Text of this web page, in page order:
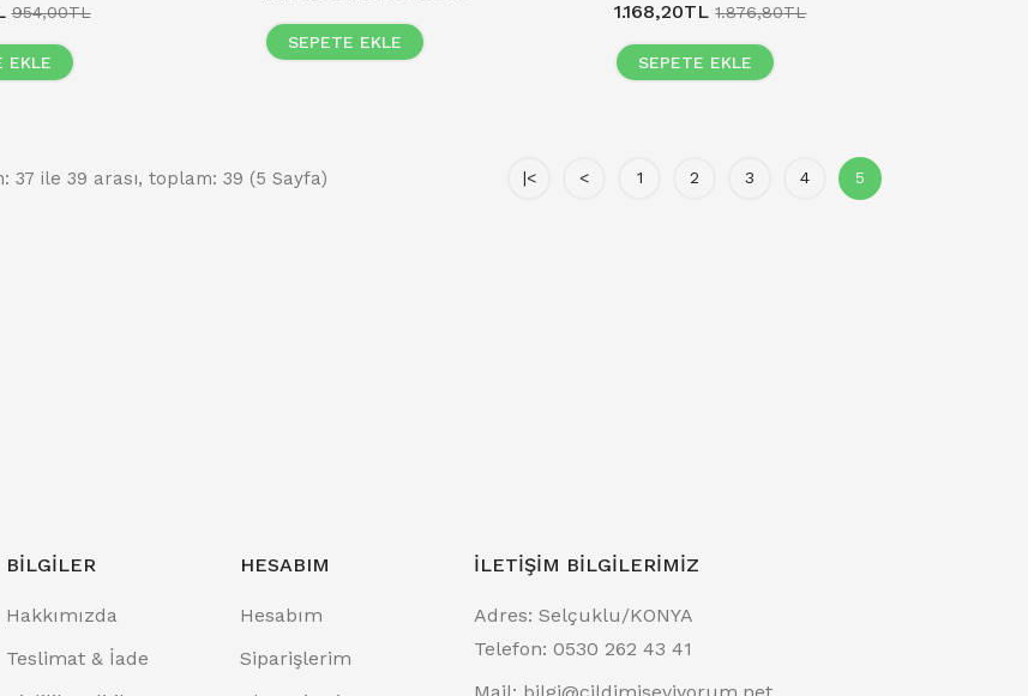
954,00TL
EKLE
SEPETE EKLE
1.168,20TL 1.876,80TL
SEPETE EKLE
37 ile 39 arası, toplam: 39 (5 Sayfa) |< < 1 2 3 4 5
BILGILER
Hakkımızda
Teslimat & İade
HESABIM
Hesabım
Siparişlerim
İLETIŞIM BILGILERIMIZ
Adres: Selçuklu/KONYA
Telefon: 0530 262 43 41